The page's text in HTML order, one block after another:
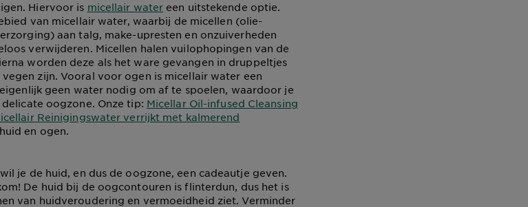
Hiervoor is micellair water een uitstekende optie.
van micellair water, waarbij de micellen (olie-
aan talg, make-upresten en onzuiverheden
verwijderen. Micellen halen vuilophopingen van de
worden deze als het ware gevangen in druppeltjes
zijn. Vooral voor ogen is micellair water een
geen water nodig om af te spoelen, waardoor je
oogzone. Onze tip: Micellar Oil-infused Cleansing
Reinigingswater verrijkt met kalmerend
en ogen.
je de huid, en dus de oogzone, een cadeautje geven.
De huid bij de oogcontouren is flinterdun, dus het is
van huidveroudering en vermoeidheid ziet. Verminder